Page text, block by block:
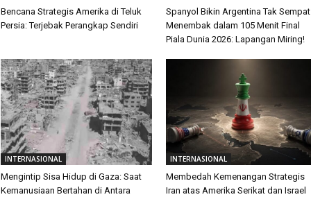
Bencana Strategis Amerika di Teluk
Persia: Terjebak Perangkap Sendiri
Spanyol Bikin Argentina Tak Sempat
Menembak dalam 105 Menit Final
Piala Dunia 2026: Lapangan Miring!
INTERNASIONAL
Mengintip Sisa Hidup di Gaza: Saat
Kemanusiaan Bertahan di Antara
INTERNASIONAL
Membedah Kemenangan Strategis
Iran atas Amerika Serikat dan Israel